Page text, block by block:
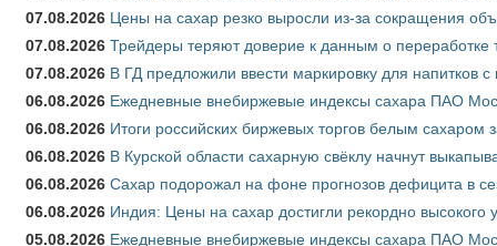
07.08.2026 Цены на сахар резко выросли из-за сокращения
07.08.2026 Трейдеры теряют доверие к данным о переработке
07.08.2026 В ГД предложили ввести маркировку для напитков
06.08.2026 Ежедневные внебиржевые индексы сахара ПАО
06.08.2026 Итоги российских биржевых торгов белым сахаром
06.08.2026 В Курской области сахарную свёклу начнут
06.08.2026 Сахар подорожал на фоне прогнозов дефицита в
06.08.2026 Индия: Цены на сахар достигли рекордно высокого
05.08.2026 Ежедневные внебиржевые индексы сахара ПАО